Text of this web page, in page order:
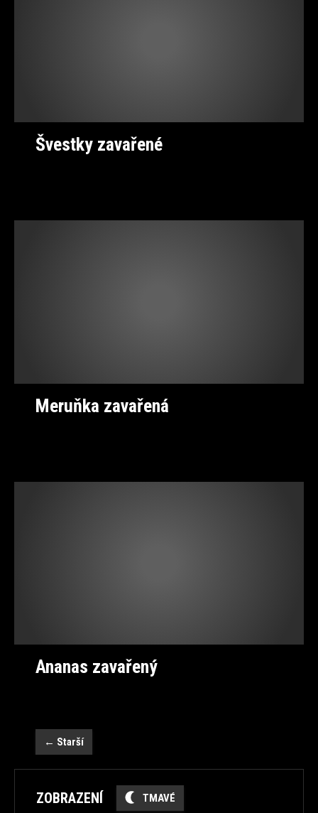
Švestky zavařené
Meruňka zavařená
Ananas zavařený
← Starší
ZOBRAZENÍ TMAVÉ